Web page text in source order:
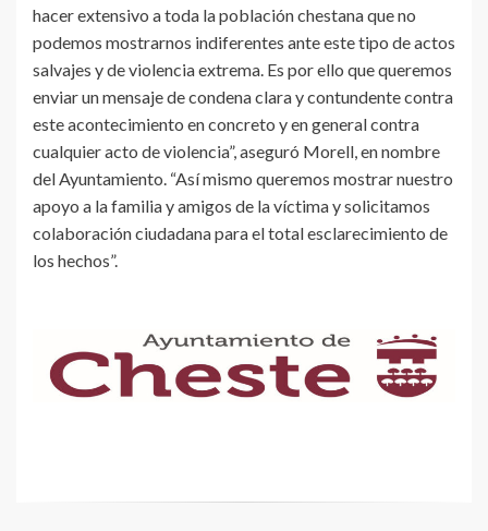
hacer extensivo a toda la población chestana que no
podemos mostrarnos indiferentes ante este tipo de actos
salvajes y de violencia extrema. Es por ello que queremos
enviar un mensaje de condena clara y contundente contra
este acontecimiento en concreto y en general contra
cualquier acto de violencia”, aseguró Morell, en nombre
del Ayuntamiento. “Así mismo queremos mostrar nuestro
apoyo a la familia y amigos de la víctima y solicitamos
colaboración ciudadana para el total esclarecimiento de
los hechos”.